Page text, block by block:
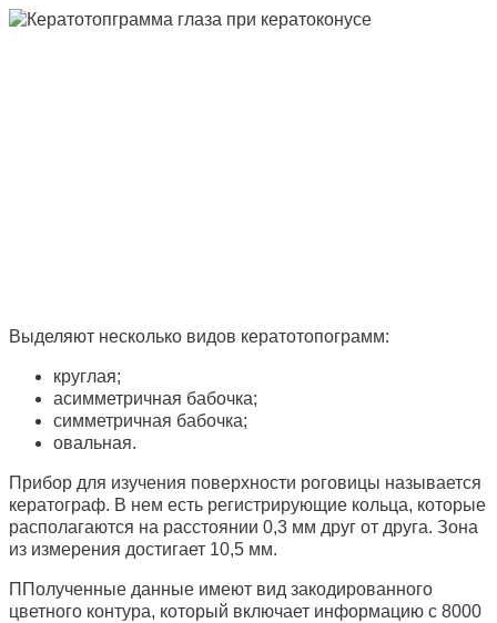
Выделяют несколько видов кератотопограмм:
круглая;
асимметричная бабочка;
симметричная бабочка;
овальная.
Прибор для изучения поверхности роговицы называется
кератограф. В нем есть регистрирующие кольца, которые
располагаются на расстоянии 0,3 мм друг от друга. Зона
из измерения достигает 10,5 мм.
ППолученные данные имеют вид закодированного
цветного контура, который включает информацию с 8000